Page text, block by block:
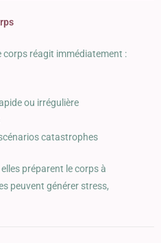
corps réagit immédiatement :
ou irrégulière
catastrophes
préparent le corps à
peuvent générer stress,